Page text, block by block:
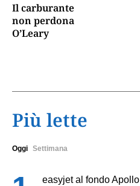
Il carburante
non perdona
O’Leary
Più lette
Oggi Settimana
easyjet al fondo Apollo